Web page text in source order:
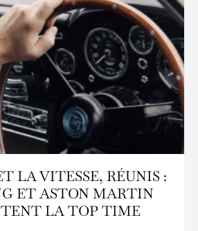
LA VITESSE, RÉUNIS :
ET ASTON MARTIN
LA TOP TIME